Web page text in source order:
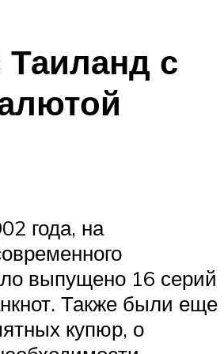
Таиланд с
года, на
выпущено 16 серий
Также были еще
купюр, о